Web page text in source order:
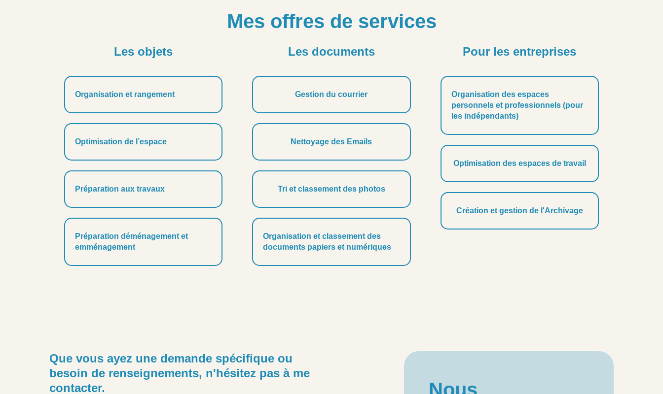
Mes offres de services
Les objets
Organisation et rangement
Optimisation de l’espace
Préparation aux travaux
Préparation déménagement et
emménagement
Les documents
Gestion du courrier
Nettoyage des Emails
Tri et classement des photos
Organisation et classement des
documents papiers et numériques
Pour les entreprises
Organisation des espaces
personnels et professionnels (pour
les indépendants)
Optimisation des espaces de travail
Création et gestion de l'Archivage
Que vous ayez une demande spécifique ou
besoin de renseignements, n'hésitez pas à me
contacter.
Nous